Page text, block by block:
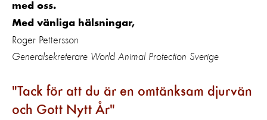
med oss.
Med vänliga hälsningar,
Roger Pettersson
Generalsekreterare World Animal Protection Sverige
Tack för att du är en omtänksam djurvän
och Gott Nytt År